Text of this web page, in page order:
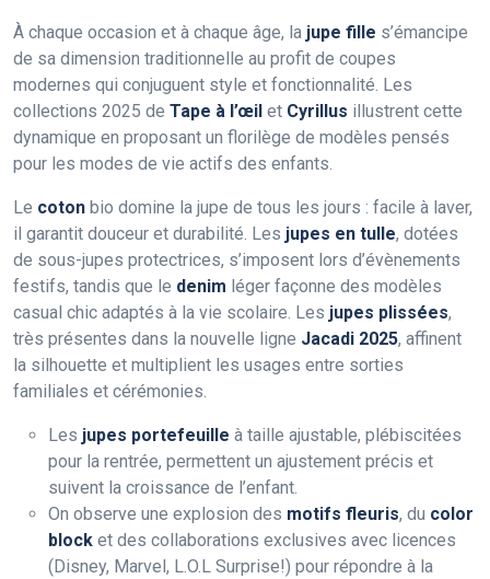
À chaque occasion et à chaque âge, la jupe fille s’émancipe
de sa dimension traditionnelle au profit de coupes
modernes qui conjuguent style et fonctionnalité. Les
collections 2025 de Tape à l’œil et Cyrillus illustrent cette
dynamique en proposant un florilège de modèles pensés
pour les modes de vie actifs des enfants.
Le coton bio domine la jupe de tous les jours : facile à laver,
il garantit douceur et durabilité. Les jupes en tulle, dotées
de sous-jupes protectrices, s’imposent lors d’évènements
festifs, tandis que le denim léger façonne des modèles
casual chic adaptés à la vie scolaire. Les jupes plissées,
très présentes dans la nouvelle ligne Jacadi 2025, affinent
la silhouette et multiplient les usages entre sorties
familiales et cérémonies.
Les jupes portefeuille à taille ajustable, plébiscitées
pour la rentrée, permettent un ajustement précis et
suivent la croissance de l’enfant.
On observe une explosion des motifs fleuris, du color
block et des collaborations exclusives avec licences
(Disney, Marvel, L.O.L Surprise!) pour répondre à la